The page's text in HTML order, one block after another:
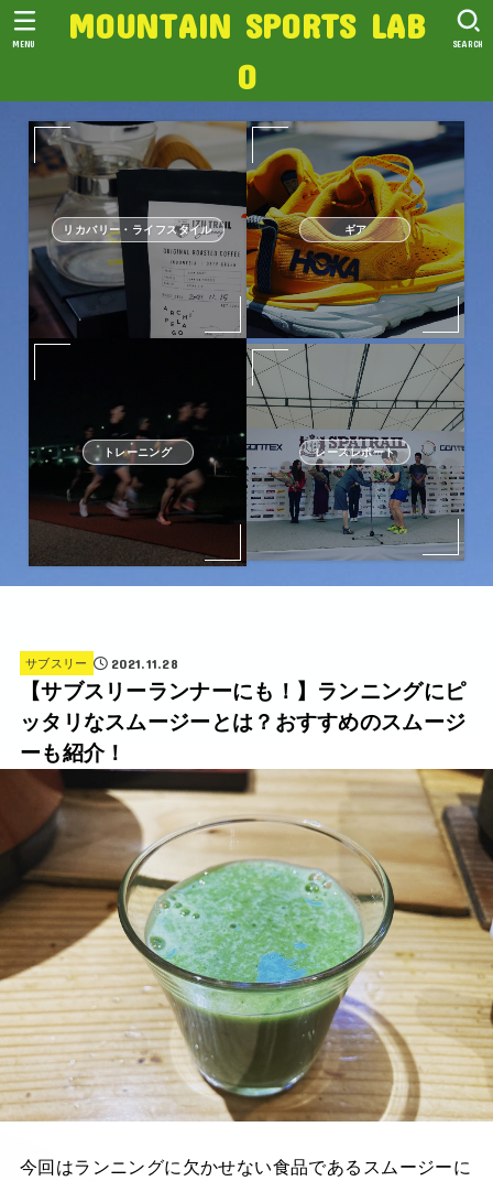
MOUNTAIN SPORTS LAB
O
SEARCH
MENU
リカバリー・ライフスタイル ギア
トレーニング レースレポート
サブスリー 2021.11.28
【サブスリーランナーにも！】ランニングにピ
ッタリなスムージーとは？おすすめのスムージ
ーも紹介！
今回はランニングに欠かせない食品であるスムージーに